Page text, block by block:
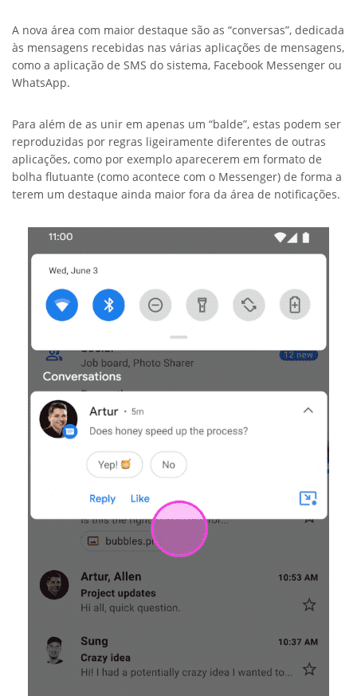
A nova área com maior destaque são as “conversas”, dedicada
às mensagens recebidas nas várias aplicações de mensagens,
como a aplicação de SMS do sistema, Facebook Messenger ou
WhatsApp.
Para além de as unir em apenas um “balde”, estas podem ser
reproduzidas por regras ligeiramente diferentes de outras
aplicações, como por exemplo aparecerem em formato de
bolha flutuante (como acontece com o Messenger) de forma a
terem um destaque ainda maior fora da área de notificações.